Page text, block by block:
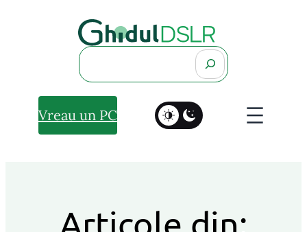
Search
Vreau un PC
Articole din: